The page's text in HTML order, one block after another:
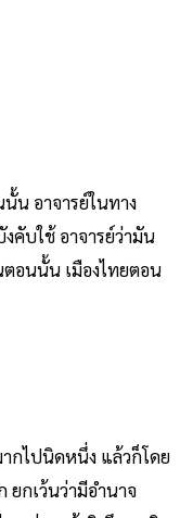
น อาจารย์ในทาง
คับใช้ อาจารย์ว่ามัน
อนนั้น เมืองไทยตอน
กไปนิดหนึ่ง แล้วก็โดย
ยกเว้นว่ามีอำนาจ